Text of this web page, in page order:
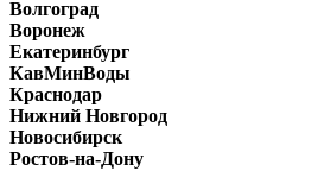
Волгоград
Воронеж
Екатеринбург
КавМинВоды
Краснодар
Нижний Новгород
Новосибирск
Ростов-на-Дону